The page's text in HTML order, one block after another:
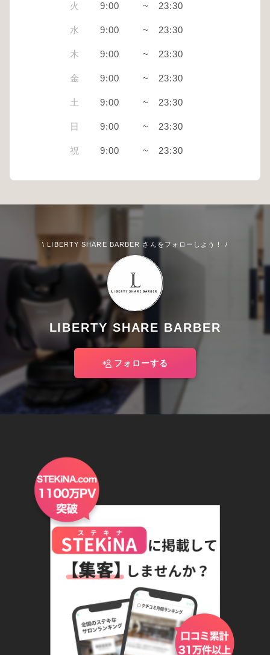
火 9:00 ~ 23:30
水 9:00 ~ 23:30
木 9:00 ~ 23:30
金 9:00 ~ 23:30
土 9:00 ~ 23:30
日 9:00 ~ 23:30
祝 9:00 ~ 23:30
\ LIBERTY SHARE BARBER さんをフォローしよう！ /
LIBERTY SHARE BARBER
フォローする